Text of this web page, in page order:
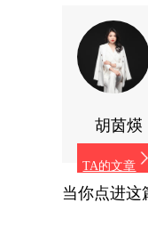
胡茵煐
TA的文章
当你点进这